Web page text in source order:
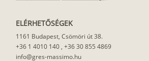
ELÉRHETŐSÉGEK
1161 Budapest, Csömöri út 38.
+36 1 4010 140 , +36 30 855 4869
info@gres-massimo.hu